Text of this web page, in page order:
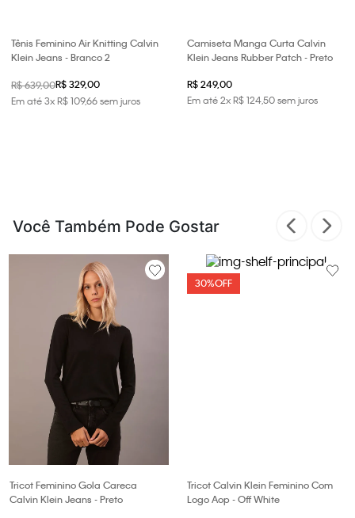
Tênis Feminino Air Knitting Calvin
Klein Jeans - Branco 2
R$ 639,00R$ 329,00
Em até3xR$109,66sem juros
Camiseta Manga Curta Calvin
Klein Jeans Rubber Patch - Preto
R$ 249,00
Em até2xR$12450sem juros
Você Também Pode Gostar
Tricot Feminino Gola Careca
Calvin Klein Jeans - Preto
30%OFF
Tricot Calvin Klein Feminino Com
Logo Aop - Off White